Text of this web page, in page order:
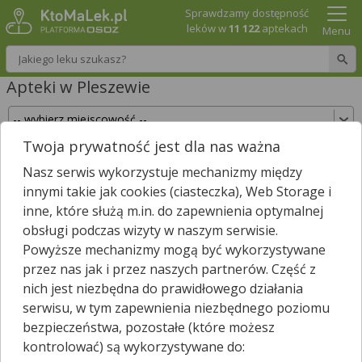
Wpisz nazwę leku
Sprawdzamy dostępność
leków w11 122aptekach Menu
Apteki w Pleszewie
Sprawdź, które apteki w Pleszewie posiadają
Twój lek i zarezerwuj go już teraz!
Wpisz nazwę leku
W Pleszewie jest 16 aptek.
Wybierz typ aptek
Twoja prywatność jest dla nas ważna
Nasz serwis wykorzystuje mechanizmy między
innymi takie jak cookies (ciasteczka), Web Storage i
inne, które służą m.in. do zapewnienia optymalnej
obsługi podczas wizyty w naszym serwisie.
Powyższe mechanizmy mogą być wykorzystywane
przez nas jak i przez naszych partnerów. Część z
nich jest niezbędna do prawidłowego działania
serwisu, w tym zapewnienia niezbędnego poziomu
bezpieczeństwa, pozostałe (które możesz
kontrolować) są wykorzystywane do: